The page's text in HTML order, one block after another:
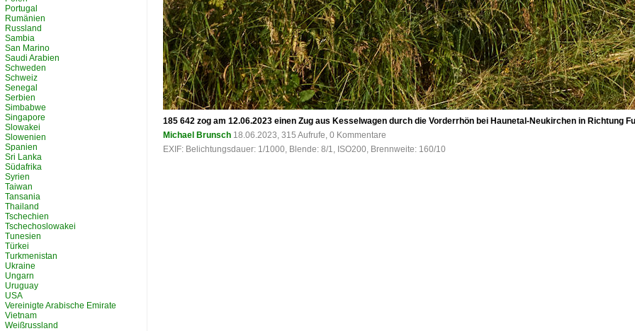
185 642 zog am 12.06.2023 einen Zug aus Kesselwagen durch die Vorderrhön bei Haunetal-Neukirchen in Richtung
Michael Brunsch 18.06.2023, 315 Aufrufe, 0 Kommentare
EXIF: Belichtungsdauer: 1/1000, Blende: 8/1, ISO200, Brennweite: 160/10
Portugal
Rumänien
Russland
Sambia
San Marino
Saudi Arabien
Schweden
Schweiz
Senegal
Serbien
Simbabwe
Singapore
Slowakei
Slowenien
Spanien
Sri Lanka
Südafrika
Syrien
Taiwan
Tansania
Thailand
Tschechien
Tschechoslowakei
Tunesien
Türkei
Turkmenistan
Ukraine
Ungarn
Uruguay
USA
Vereinigte Arabische Emirate
Vietnam
Weißrussland